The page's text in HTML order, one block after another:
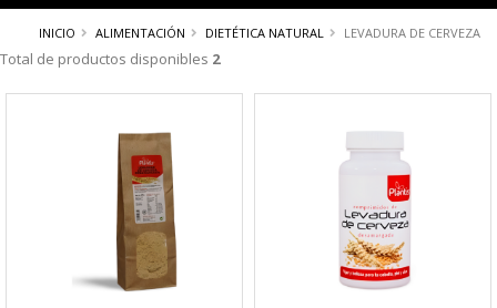
INICIO ALIMENTACIÓN DIETÉTICA NATURAL LEVADURA DE CERVEZA
Total de productos disponibles 2